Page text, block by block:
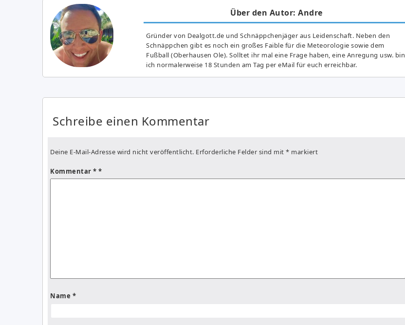
Über den Autor: Andre
Gründer von Dealgott.de und Schnäppchenjäger aus Leidenschaft. Neben den
Schnäppchen gibt es noch ein großes Fai­ble für die Meteorologie sowie dem
Fußball (Oberhausen Ole). Solltet ihr mal eine Frage haben, eine Anregung usw. bin
ich normalerweise 18 Stunden am Tag per eMail für euch erreichbar.
Schreibe einen Kommentar
Deine E-Mail-Adresse wird nicht veröffentlicht. Erforderliche Felder sind mit * markiert
Kommentar *
Name *